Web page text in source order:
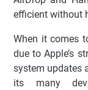
efficient without
When it comes
due to Apple’s
system updates
its many